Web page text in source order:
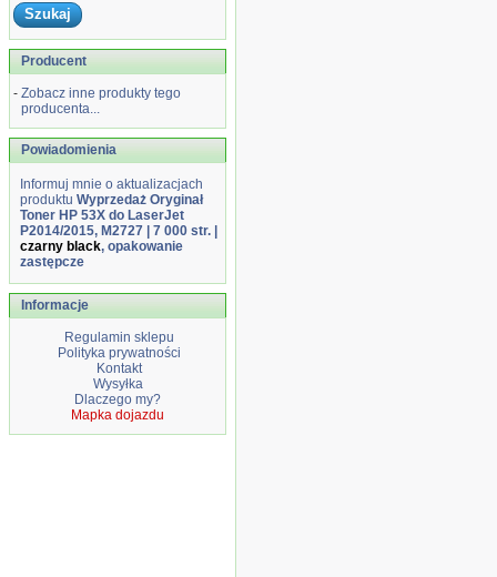
Producent
- Zobacz inne produkty tego
producenta...
Powiadomienia
Informuj mnie o aktualizacjach
produktu Wyprzedaż Oryginał
Toner HP 53X do LaserJet
P2014/2015, M2727 | 7 000 str. |
czarny black, opakowanie
zastępcze
Informacje
Regulamin sklepu
Polityka prywatności
Kontakt
Wysyłka
Dlaczego my?
Mapka dojazdu